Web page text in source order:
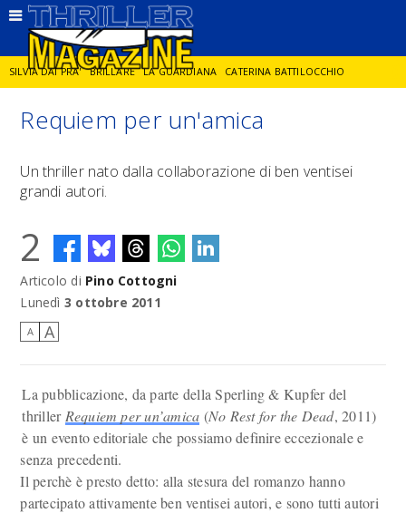
SILVIA DAI PRA' BRILLARE LA GUARDIANA CATERINA BATTILOCCHIO
JORGE DIAZ LA SPIA DELITTO IN CORNICE GIANCARLO DE CATALDO
DIEGO ZANDEL GLI ANNI DI PIETRA
Requiem per un'amica
Un thriller nato dalla collaborazione di ben ventisei
grandi autori.
2
Articolo di Pino Cottogni
Lunedì 3 ottobre 2011
A A
La pubblicazione, da parte della Sperling & Kupfer del
thriller Requiem per un’amica (No Rest for the Dead, 2011)
è un evento editoriale che possiamo definire eccezionale e
senza precedenti.
Il perchè è presto detto: alla stesura del romanzo hanno
partecipato attivamente ben ventisei autori, e sono tutti autori